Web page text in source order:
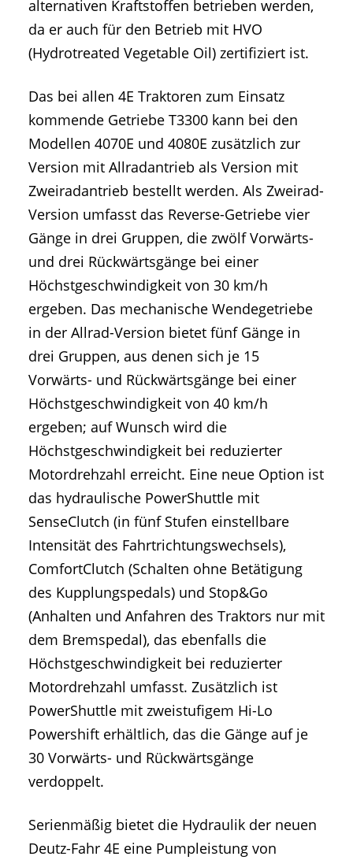
alternativen Kraftstoffen betrieben werden,
da er auch für den Betrieb mit HVO
(Hydrotreated Vegetable Oil) zertifiziert ist.
Das bei allen 4E Traktoren zum Einsatz
kommende Getriebe T3300 kann bei den
Modellen 4070E und 4080E zusätzlich zur
Version mit Allradantrieb als Version mit
Zweiradantrieb bestellt werden. Als Zweirad-
Version umfasst das Reverse-Getriebe vier
Gänge in drei Gruppen, die zwölf Vorwärts-
und drei Rückwärtsgänge bei einer
Höchstgeschwindigkeit von 30 km/h
ergeben. Das mechanische Wendegetriebe
in der Allrad-Version bietet fünf Gänge in
drei Gruppen, aus denen sich je 15
Vorwärts- und Rückwärtsgänge bei einer
Höchstgeschwindigkeit von 40 km/h
ergeben; auf Wunsch wird die
Höchstgeschwindigkeit bei reduzierter
Motordrehzahl erreicht. Eine neue Option ist
das hydraulische PowerShuttle mit
SenseClutch (in fünf Stufen einstellbare
Intensität des Fahrtrichtungswechsels),
ComfortClutch (Schalten ohne Betätigung
des Kupplungspedals) und Stop&Go
(Anhalten und Anfahren des Traktors nur mit
dem Bremspedal), das ebenfalls die
Höchstgeschwindigkeit bei reduzierter
Motordrehzahl umfasst. Zusätzlich ist
PowerShuttle mit zweistufigem Hi-Lo
Powershift erhältlich, das die Gänge auf je
30 Vorwärts- und Rückwärtsgänge
verdoppelt.
Serienmäßig bietet die Hydraulik der neuen
Deutz-Fahr 4E eine Pumpleistung von